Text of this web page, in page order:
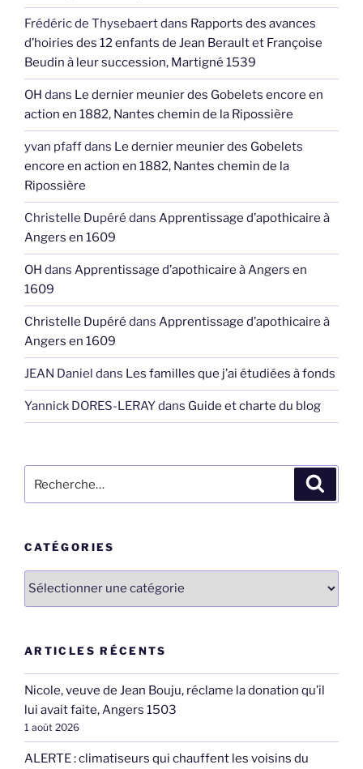
Frédéric de Thysebaertdans Rapports des avances
d’hoiries des 12 enfants de Jean Berault et Françoise
Beudin à leur succession, Martigné 1539
OH dans Le dernier meunier des Gobelets encore en
action en 1882, Nantes chemin de la Ripossière
yvan pfaffdans Le dernier meunier des Gobelets
encore en action en 1882, Nantes chemin de la
Ripossière
Christelle Dupéré dans Apprentissage d’apothicaire à
Angers en 1609
OH dans Apprentissage d’apothicaire à Angers en
1609
Christelle Dupéré dans Apprentissage d’apothicaire à
Angers en 1609
JEAN Daniel dans Les familles que j’ai étudiées à fonds
Yannick DORES-LERAYdans Guide et charte du blog
pour
CATÉGORIES
Catégories
ARTICLES RÉCENTS
Nicole, veuve de Jean Bouju, réclame la donation qu’il
lui avait faite, Angers 1503
1 août 2026
ALERTE : climatiseurs qui chauffent les voisins du